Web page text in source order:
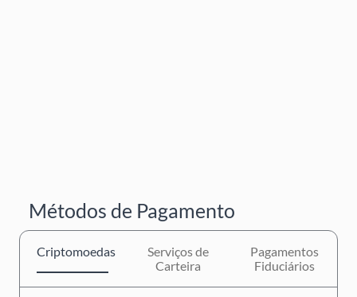
Métodos de Pagamento
Criptomoedas
Serviços de
Carteira
Pagamentos
Fiduciários